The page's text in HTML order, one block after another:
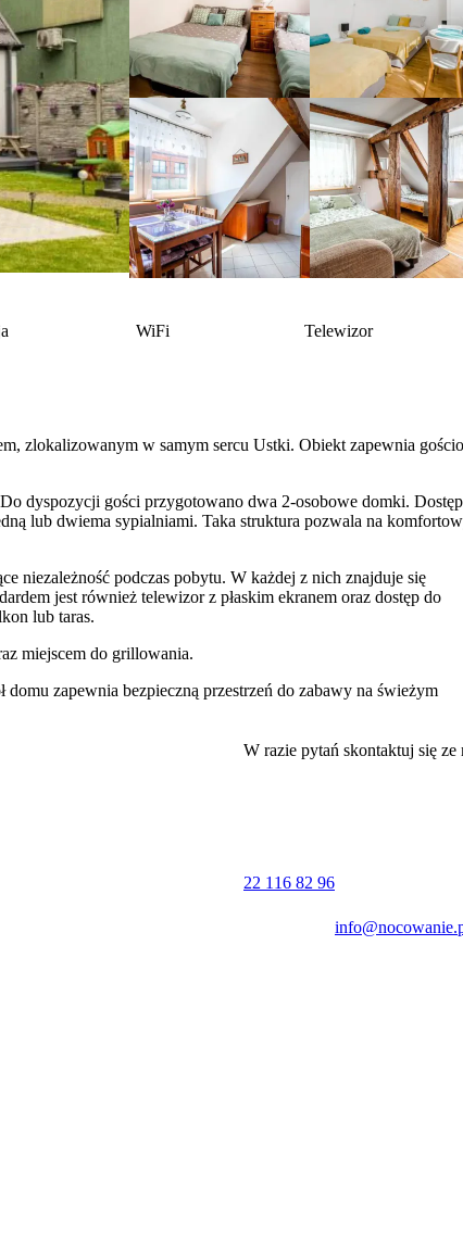
WiFi Telewizor
zlokalizowanym w samym sercu Ustki. Obiekt zapewnia
dyspozycji gości przygotowano dwa 2-osobowe domki.
lub dwiema sypialniami. Taka struktura pozwala na
niezależność podczas pobytu. W każdej z nich znajduje się
jest również telewizor z płaskim ekranem oraz dostęp do
lub taras.
miejscem do grillowania.
domu zapewnia bezpieczną przestrzeń do zabawy na świeżym
istnieje możliwość bezpłatnego skorzystania z
i restauracje. Krótki spacer dzieli gości od popularnych
na terenie posesji. Płatności za pobyt można dokonać gotówką
W razie pytań skontaktuj się ze
22 116 82 96